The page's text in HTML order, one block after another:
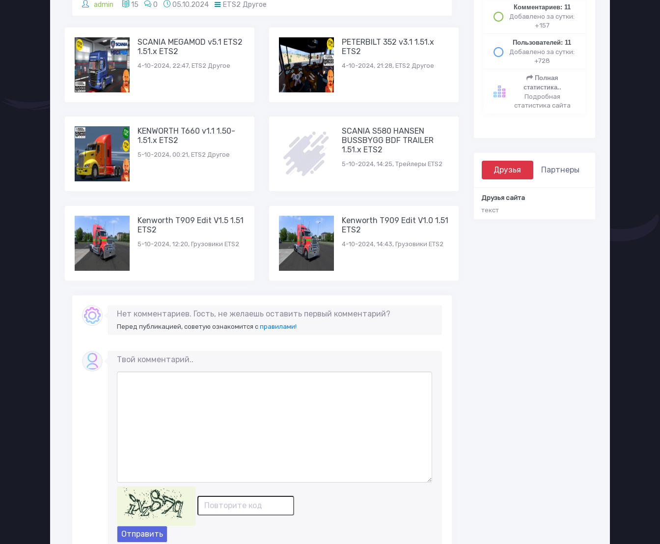
admin 15 0 05.10.2024 ETS2 Другое
SCANIA MEGAMOD v5.1 ETS2
1.51.x ETS2
4-10-2024, 22:47, ETS2 Другое
PETERBILT 352 v3.1 1.51.x
ETS2
4-10-2024, 21:28, ETS2 Другое
KENWORTH T660 v1.1 1.50-
1.51.x ETS2
5-10-2024, 00:21, ETS2 Другое
SCANIA S580 HANSEN
BUSSBYGG BDF TRAILER
1.51.x ETS2
5-10-2024, 14:25, Трейлеры ETS2
Kenworth T909 Edit V1.5 1.51
ETS2
5-10-2024, 12:20, Грузовики ETS2
Kenworth T909 Edit V1.0 1.51
ETS2
4-10-2024, 14:43, Грузовики ETS2
Нет комментариев. Гость, не желаешь оставить первый комментарий?
Перед публикацией, советую ознакомится справилами!
Твой комментарий..
Отправить
Комментариев: 11
Добавлено за сутки:
+157
Пользователей: 11
Добавлено за сутки:
+728
Полная
статистика..
Подробная
статистика сайта
Друзья Партнеры
Друзья сайта
текст